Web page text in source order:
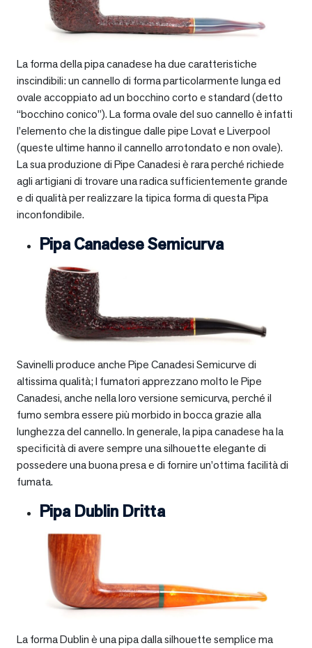
La forma della pipa canadese ha due caratteristiche
inscindibili: un cannello di forma particolarmente lunga ed
ovale accoppiato ad un bocchino corto e standard (detto
“bocchino conico”). La forma ovale del suo cannello è infatti
l’elemento che la distingue dalle pipe Lovat e Liverpool
(queste ultime hanno il cannello arrotondato e non ovale).
La sua produzione di Pipe Canadesi è rara perché richiede
agli artigiani di trovare una radica sufficientemente grande
e di qualità per realizzare la tipica forma di questa Pipa
inconfondibile.
Pipa Canadese Semicurva
Savinelli produce anche Pipe Canadesi Semicurve di
altissima qualità; I fumatori apprezzano molto le Pipe
Canadesi, anche nella loro versione semicurva, perché il
fumo sembra essere più morbido in bocca grazie alla
lunghezza del cannello. In generale, la pipa canadese ha la
specificità di avere sempre una silhouette elegante di
possedere una buona presa e di fornire un’ottima facilità di
fumata.
Pipa Dublin Dritta
La forma Dublin è una pipa dalla silhouette semplice ma